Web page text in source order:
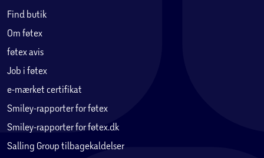
Find butik
Om føtex
føtex avis
Job i føtex
e-mærket certifikat
Smiley-rapporter for føtex
Smiley-rapporter for føtex.dk
Salling Group tilbagekaldelser